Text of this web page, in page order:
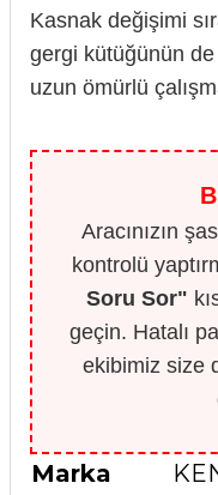
Kasnak değişimi
gergi kütüğünün
uzun ömürlü
Aracınızın
kontrolü
Soru Sor"
geçin. Hatalı
ekibimiz size
Marka